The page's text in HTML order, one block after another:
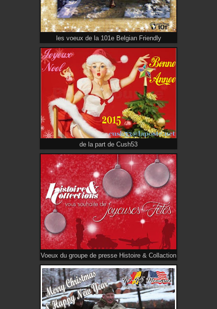
les voeux de la 101e Belgian Friendly
de la part de Cush53
Voeux du groupe de presse Histoire & Collaction